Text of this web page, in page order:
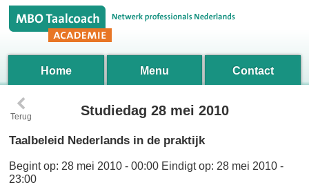
Home Menu Contact
‹
Terug Studiedag 28 mei 2010
Taalbeleid Nederlands in de praktijk
Begint op: 28 mei 2010 - 00:00 Eindigt op: 28 mei 2010 -
23:00